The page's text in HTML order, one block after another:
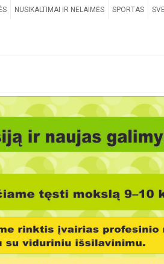
NUSIKALTIMAI IR NELAIMĖS SPORTAS